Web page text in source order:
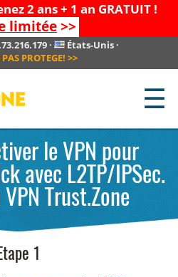
2 ans + 1 an GRATUIT !
limitée>>
· États-Unis ·
PROTEGE! >>
☰
le VPN pour
avec L2TP/IPSec.
Trust.Zone
Etape 1